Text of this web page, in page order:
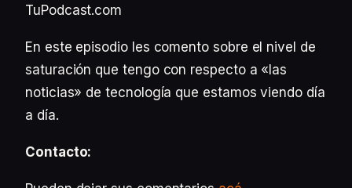
TuPodcast.com
En este episodio les comento sobre el nivel de
saturación que tengo con respecto a «las
noticias» de tecnología que estamos viendo día
a día.
Contacto: